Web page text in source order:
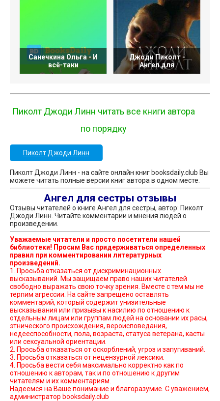
Санечкина Ольга - И
всё-таки
Джоди Пиколт -
Ангел для
Пиколт Джоди Линн читать все книги автора
по порядку
Пиколт Джоди Линн
Пиколт Джоди Линн - на сайте онлайн книг booksdaily.club Вы
можете читать полные версии книг автора в одном месте.
Ангел для сестры отзывы
Отзывы читателей о книге Ангел для сестры, автор: Пиколт
Джоди Линн. Читайте комментарии и мнения людей о
произведении.
Уважаемые читатели и просто посетители нашей
библиотеки! Просим Вас придерживаться определенных
правил при комментировании литературных
произведений.
1. Просьба отказаться от дискриминационных
высказываний. Мы защищаем право наших читателей
свободно выражать свою точку зрения. Вместе с тем мы не
терпим агрессии. На сайте запрещено оставлять
комментарий, который содержит унизительные
высказывания или призывы к насилию по отношению к
отдельным лицам или группам людей на основании их расы,
этнического происхождения, вероисповедания,
недееспособности, пола, возраста, статуса ветерана, касты
или сексуальной ориентации.
2. Просьба отказаться от оскорблений, угроз и запугиваний.
3. Просьба отказаться от нецензурной лексики.
4. Просьба вести себя максимально корректно как по
отношению к авторам, так и по отношению к другим
читателям и их комментариям.
Надеемся на Ваше понимание и благоразумие. С уважением,
администратор booksdaily.club